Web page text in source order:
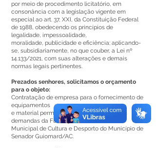
por meio de procedimento licitatório, em
consonância com a legislação vigente em
especial ao art. 37, XXI, da Constituição Federal
de 1988, obedecendo os princípios de
legalidade, impessoalidade,
moralidade, publicidade e eficiência; aplicando-
se, subsidiariamente, no que couber, a Lei nº
14.133/2021, com suas alterações e demais
normas legais pertinentes.
Prezados senhores, solicitamos o orçamento
para o objeto:
Contratação de empresa para o fornecimento de
equipamentos
e material permanente, visando atender as
demandas da Fundação
Municipal de Cultura e Desporto do Município de
Senador Guiomard/AC.